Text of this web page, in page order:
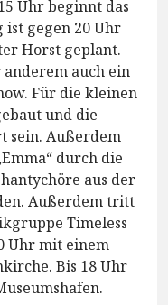
Uhr beginnt das
gegen 20 Uhr
Horst geplant.
auch ein
Für die kleinen
und die
sein. Außerdem
durch die
aus der
Außerdem tritt
Timeless
Uhr mit einem
Bis 18 Uhr